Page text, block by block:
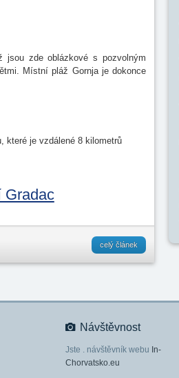
zde oblázkové s pozvolným
Místní pláž Gornja je dokonce
které je vzdálené 8 kilometrů
Gradac
celý článek
Návštěvnost
Jste . návštěvník webu In-
Chorvatsko.eu